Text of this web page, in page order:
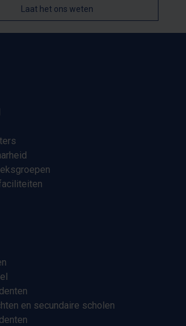
Laat het ons weten
en secundaire scholen